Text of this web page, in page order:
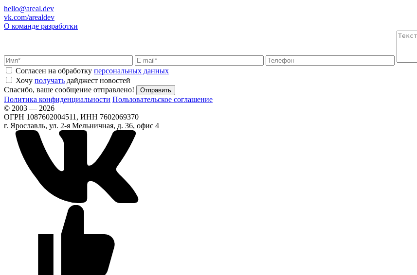
hello@areal.dev
vk.com/arealdev
О команде разработки
Согласен на обработку персональных данных
Хочу получать дайджест новостей
Спасибо, ваше сообщение отправлено!
Политика конфиденциальности Пользовательское соглашение
© 2003 — 2026
ОГРН 1087602004511, ИНН 7602069370
г. Ярославль, ул. 2-я Мельничная, д. 36, офис 4